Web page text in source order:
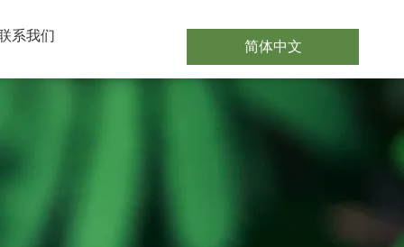
系我们
简体中文